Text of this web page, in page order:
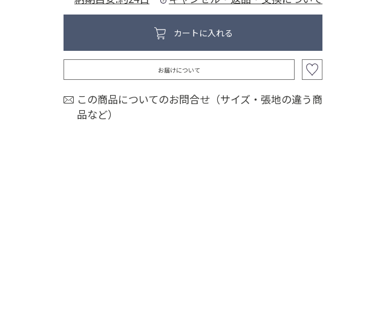
カートに入れる
お届けについて
この商品についてのお問合せ（サイズ・張地の違う商
品など）